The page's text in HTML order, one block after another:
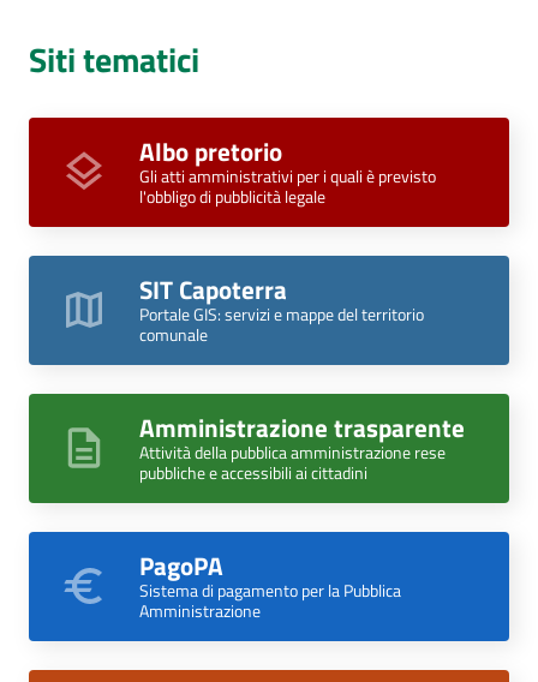
Siti tematici
Albo pretorio
Gli atti amministrativi per i quali è previsto
l'obbligo di pubblicità legale
SIT Capoterra ‎
Portale GIS: servizi e mappe del territorio
comunale
Amministrazione trasparente
Attività della pubblica amministrazione rese
pubbliche e accessibili ai cittadini
PagoPA
Sistema di pagamento per la Pubblica
Amministrazione